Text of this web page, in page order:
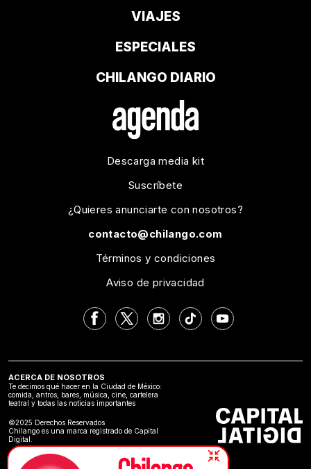
VIAJES
ESPECIALES
CHILANGO DIARIO
Descarga media kit
Suscríbete
¿Quieres anunciarte con nosotros?
contacto@chilango.com
Términos y condiciones
Aviso de privacidad
ACERCA DE NOSOTROS
Te decimos qué hacer en la Ciudad de México:
comida, antros, bares, música, cine, cartelera
teatral y todas las noticias importantes
©2025 Derechos Reservados
Chilango es una marca registrado de Capital
Digital.